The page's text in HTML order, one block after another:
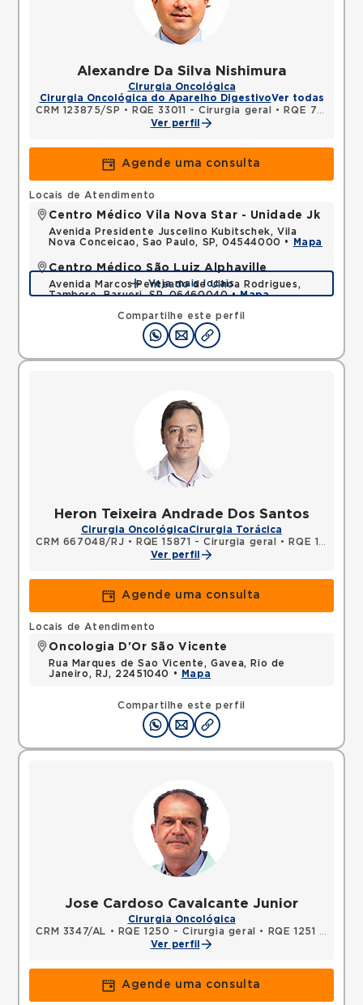
Alexandre Da Silva Nishimura
Cirurgia Oncológica
Cirurgia Oncológica do Aparelho DigestivoVer todas
CRM 123875/SP • RQE 33011 - Cirurgia geral •
RQE 70525 - Coloproctologia
Ver perfil
Agende uma consulta
Compartilhe este perfil
Locais de Atendimento
Centro Médico Vila Nova Star - Unidade Jk
Avenida Presidente Juscelino Kubitschek, Vila
Nova Conceicao, Sao Paulo, SP, 04544000 •
Mapa
Centro Médico São Luiz Alphaville
Avenida Marcos Penteado de Ulhoa Rodrigues,
Tambore, Barueri, SP, 06460040 •Mapa
Veja mais locais
Heron Teixeira Andrade Dos Santos
Cirurgia OncológicaCirurgia Torácica
CRM 667048/RJ • RQE 15871 - Cirurgia geral •
RQE 15872 - Cirurgia torácica
Ver perfil
Agende uma consulta
Compartilhe este perfil
Locais de Atendimento
Oncologia D'Or São Vicente
Rua Marques de Sao Vicente, Gavea, Rio de
Janeiro, RJ, 22451040 •
Mapa
Jose Cardoso Cavalcante Junior
Cirurgia Oncológica
CRM 3347/AL • RQE 1250 - Cirurgia geral •
RQE 1251 - Cirurgia oncológica
Ver perfil
Agende uma consulta